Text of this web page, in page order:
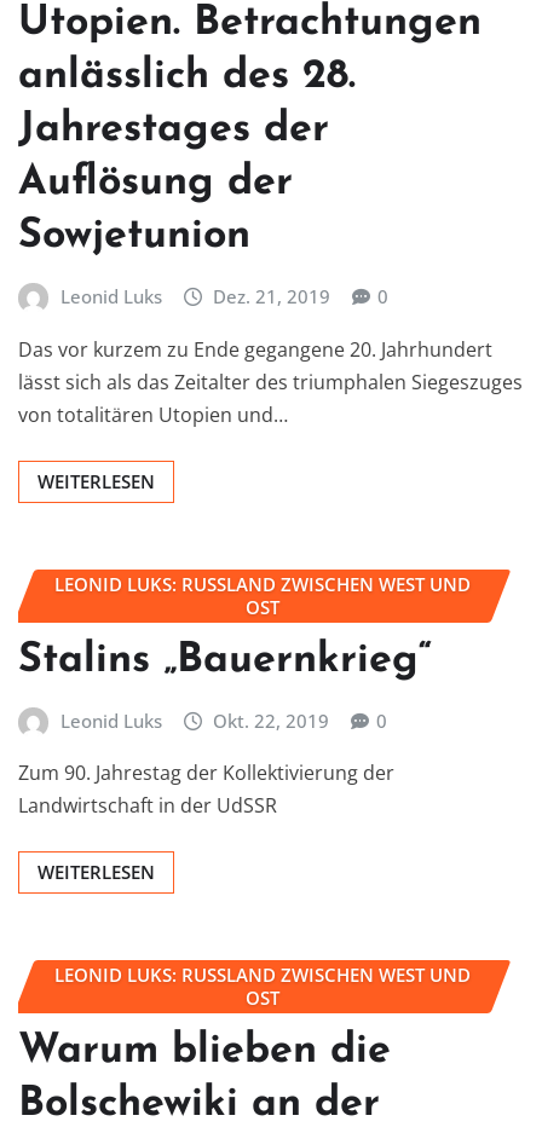
Utopien. Betrachtungen
anlässlich des 28.
Jahrestages der
Auflösung der
Sowjetunion
Leonid Luks Dez. 21, 2019 0
Das vor kurzem zu Ende gegangene 20. Jahrhundert
lässt sich als das Zeitalter des triumphalen Siegeszuges
von totalitären Utopien und…
WEITERLESEN
LEONID LUKS: RUSSLAND ZWISCHEN WEST UND
OST
Stalins „Bauernkrieg“
Leonid Luks Okt. 22, 2019 0
Zum 90. Jahrestag der Kollektivierung der
Landwirtschaft in der UdSSR
WEITERLESEN
LEONID LUKS: RUSSLAND ZWISCHEN WEST UND
OST
Warum blieben die
Bolschewiki an der